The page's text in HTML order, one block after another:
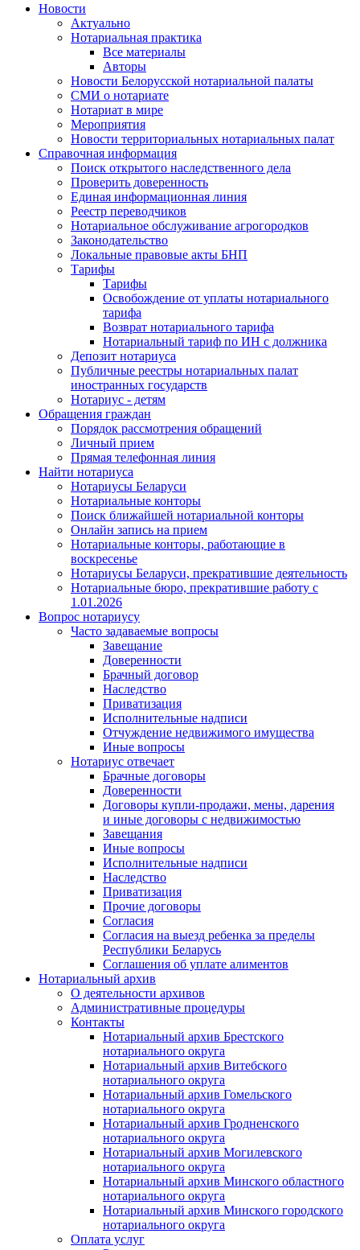
Новости
Актуально
Нотариальная практика
Все материалы
Авторы
Новости Белорусской нотариальной палаты
СМИ о нотариате
Нотариат в мире
Мероприятия
Новости территориальных нотариальных палат
Справочная информация
Поиск открытого наследственного дела
Проверить доверенность
Единая информационная линия
Реестр переводчиков
Нотариальное обслуживание агрогородков
Законодательство
Локальные правовые акты БНП
Тарифы
Тарифы
Освобождение от уплаты нотариального
тарифа
Возврат нотариального тарифа
Нотариальный тариф по ИН с должника
Депозит нотариуса
Публичные реестры нотариальных палат
иностранных государств
Нотариус - детям
Обращения граждан
Порядок рассмотрения обращений
Личный прием
Прямая телефонная линия
Найти нотариуса
Нотариусы Беларуси
Нотариальные конторы
Поиск ближайшей нотариальной конторы
Онлайн запись на прием
Нотариальные конторы, работающие в
воскресенье
Нотариусы Беларуси, прекратившие деятельность
Нотариальные бюро, прекратившие работу с
1.01.2026
Вопрос нотариусу
Часто задаваемые вопросы
Завещание
Доверенности
Брачный договор
Наследство
Приватизация
Исполнительные надписи
Отчуждение недвижимого имущества
Иные вопросы
Нотариус отвечает
Брачные договоры
Доверенности
Договоры купли-продажи, мены, дарения
и иные договоры с недвижимостью
Завещания
Иные вопросы
Исполнительные надписи
Наследство
Приватизация
Прочие договоры
Согласия
Согласия на выезд ребенка за пределы
Республики Беларусь
Соглашения об уплате алиментов
Нотариальный архив
О деятельности архивов
Административные процедуры
Контакты
Нотариальный архив Брестского
нотариального округа
Нотариальный архив Витебского
нотариального округа
Нотариальный архив Гомельского
нотариального округа
Нотариальный архив Гродненского
нотариального округа
Нотариальный архив Могилевского
нотариального округа
Нотариальный архив Минского областного
нотариального округа
Нотариальный архив Минского городского
нотариального округа
Оплата услуг